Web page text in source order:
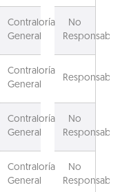
Contraloría
General
No
Responsable
Contraloría
General
Responsable
Contraloría
General
No
Responsable
Contraloría
General
No
Responsable